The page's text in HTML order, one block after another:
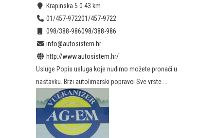
Krapinska 5 0.43 km
01/457-972201/457-9722
098/388-986098/388-986
info@autosistem.hr
http://www.autosistem.hr/
Usluge Popis usluga koje nudimo možete pronaći u
nastavku. Brzi autolimarski popravci Sve vrste ...